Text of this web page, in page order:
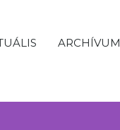
ARCHÍVUM